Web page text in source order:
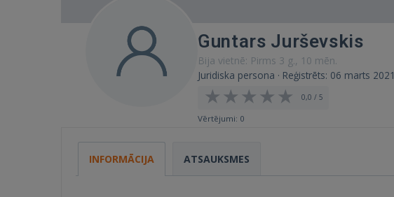
Guntars Jurševskis
Bija vietnē: Pirms 3 g., 10 mēn.
Juridiska persona · Reģistrēts: 06 marts 2021
0,0 / 5
Vērtējumi: 0
INFORMĀCIJA ATSAUKSMES